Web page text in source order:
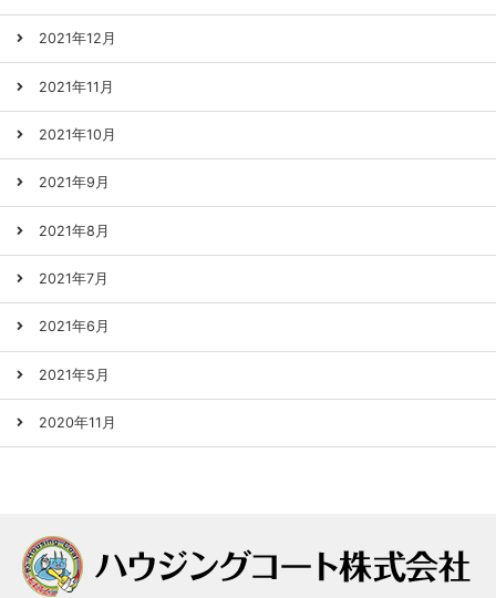
2021年12月
2021年11月
2021年10月
2021年9月
2021年8月
2021年7月
2021年6月
2021年5月
2020年11月